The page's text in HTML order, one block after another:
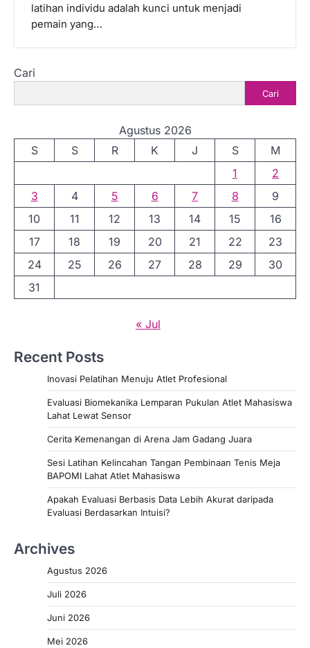
latihan individu adalah kunci untuk menjadi
pemain yang…
Cari
Cari
Agustus 2026
S
S R K J S
M
1
2
3
4 5 6 7 8
9
10
11 12 13 14 15
16
17
18 19 20 21 22
23
24
25 26 27 28 29
30
31
« Jul
Recent Posts
Inovasi Pelatihan Menuju Atlet Profesional
Evaluasi Biomekanika Lemparan Pukulan Atlet Mahasiswa
Lahat Lewat Sensor
Cerita Kemenangan di Arena Jam Gadang Juara
Sesi Latihan Kelincahan Tangan Pembinaan Tenis Meja
BAPOMI Lahat Atlet Mahasiswa
Apakah Evaluasi Berbasis Data Lebih Akurat daripada
Evaluasi Berdasarkan Intuisi?
Archives
Agustus 2026
Juli 2026
Juni 2026
Mei 2026